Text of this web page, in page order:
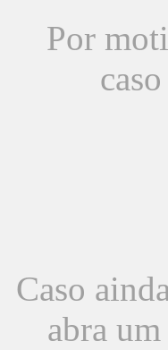
Por
Caso
abra